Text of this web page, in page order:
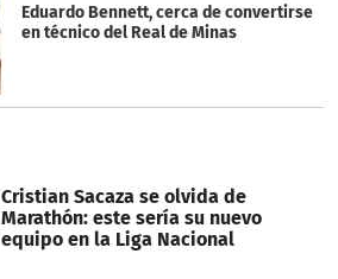
Eduardo Bennett, cerca de convertirse
en técnico del Real de Minas
Cristian Sacaza se olvida de
Marathón: este sería su nuevo
equipo en la Liga Nacional